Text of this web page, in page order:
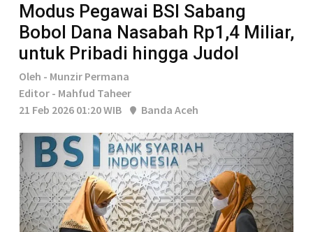
Modus Pegawai BSI Sabang
Bobol Dana Nasabah Rp1,4 Miliar,
untuk Pribadi hingga Judol
Oleh - Munzir Permana
Editor - Mahfud Taheer
21 Feb 2026 01:20 WIB
Banda Aceh